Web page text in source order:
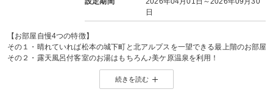
日
【お部屋自慢4つの特徴】
その１・晴れていれば松本の城下町と北アルプスを一望できる最上階のお部屋♪
その２・露天風呂付客室のお湯はもちろん♪美ケ原温泉を利用！
その３・露天風呂の浴槽は、管理は難しいが雰囲気抜群の天然木曽檜で設計！
その４・お部屋はお客様が使いやすい様に専門の建築家による設計！
続きを読む